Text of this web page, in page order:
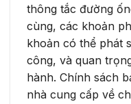
thông tắc đường
cùng, các khoản
khoản có thể phát
công, và quan
hành. Chính sách
nhà cung cấp về